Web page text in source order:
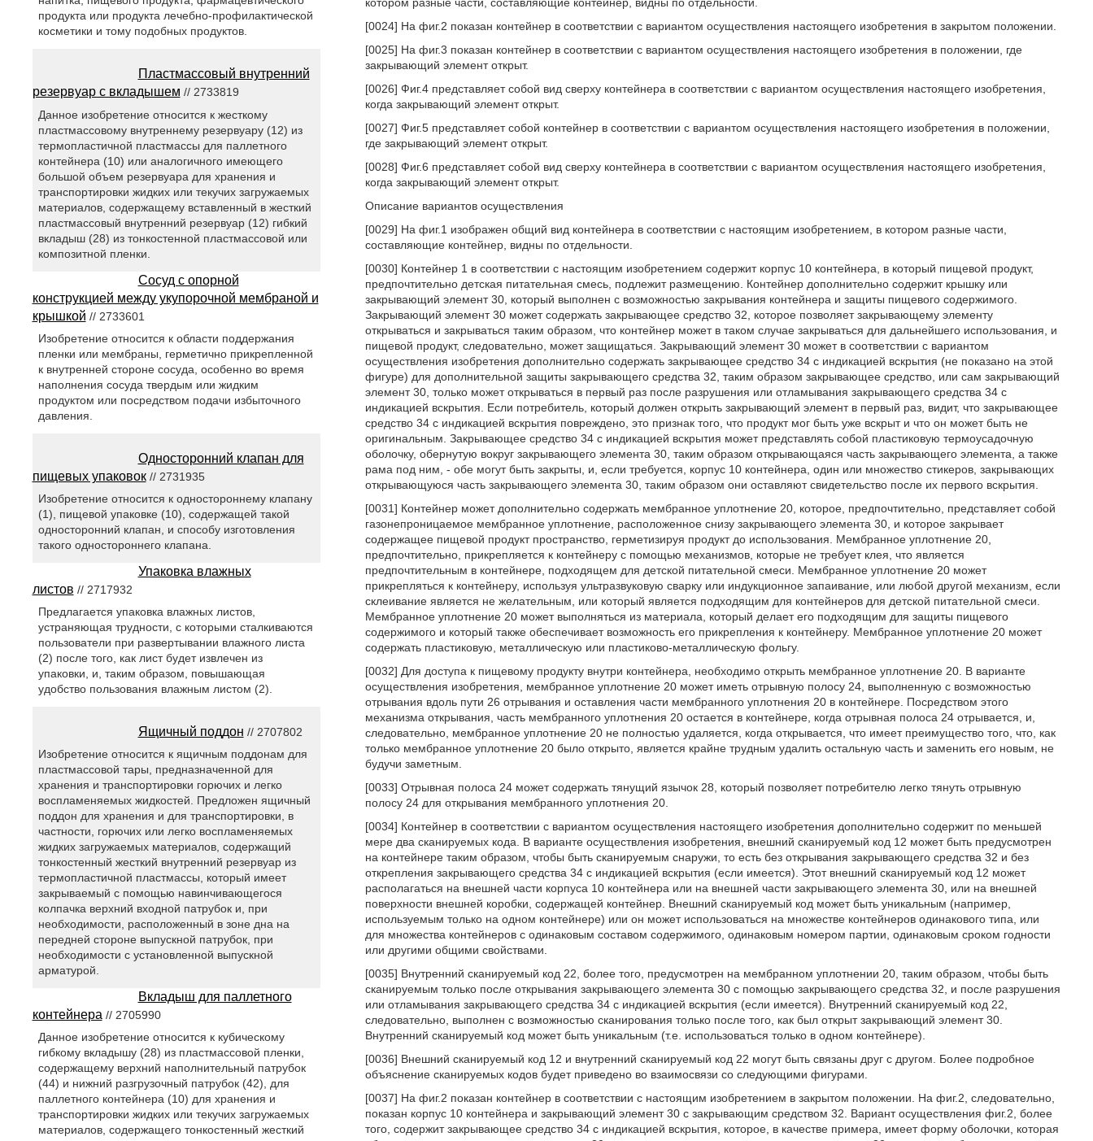
[0024] На фиг.2 показан контейнер в соответствии с вариантом осуществления настоящего изобретения в закрытом положении.
[0025] На фиг.3 показан контейнер в соответствии с вариантом осуществления настоящего изобретения в положении, где
закрывающий элемент открыт.
[0026] Фиг.4 представляет собой вид сверху контейнера в соответствии с вариантом осуществления настоящего изобретения,
когда закрывающий элемент открыт.
[0027] Фиг.5 представляет собой контейнер в соответствии с вариантом осуществления настоящего изобретения в положении,
где закрывающий элемент открыт.
[0028] Фиг.6 представляет собой вид сверху контейнера в соответствии с вариантом осуществления настоящего изобретения,
когда закрывающий элемент открыт.
Описание вариантов осуществления
[0029] На фиг.1 изображен общий вид контейнера в соответствии с настоящим изобретением, в котором разные части,
составляющие контейнер, видны по отдельности.
[0030] Контейнер 1 в соответствии с настоящим изобретением содержит корпус 10 контейнера, в который пищевой продукт,
предпочтительно детская питательная смесь, подлежит размещению. Контейнер дополнительно содержит крышку или
закрывающий элемент 30, который выполнен с возможностью закрывания контейнера и защиты пищевого содержимого.
Закрывающий элемент 30 может содержать закрывающее средство 32, которое позволяет закрывающему элементу
открываться и закрываться таким образом, что контейнер может в таком случае закрываться для дальнейшего использования, и
пищевой продукт, следовательно, может защищаться. Закрывающий элемент 30 может в соответствии с вариантом
осуществления изобретения дополнительно содержать закрывающее средство 34 с индикацией вскрытия (не показано на этой
фигуре) для дополнительной защиты закрывающего средства 32, таким образом закрывающее средство, или сам закрывающий
элемент 30, только может открываться в первый раз после разрушения или отламывания закрывающего средства 34 с
индикацией вскрытия. Если потребитель, который должен открыть закрывающий элемент в первый раз, видит, что закрывающее
средство 34 с индикацией вскрытия повреждено, это признак того, что продукт мог быть уже вскрыт и что он может быть не
оригинальным. Закрывающее средство 34 с индикацией вскрытия может представлять собой пластиковую термоусадочную
оболочку, обернутую вокруг закрывающего элемента 30, таким образом открывающаяся часть закрывающего элемента, а также
рама под ним, - обе могут быть закрыты, и, если требуется, корпус 10 контейнера, один или множество стикеров, закрывающих
открывающуюся часть закрывающего элемента 30, таким образом они оставляют свидетельство после их первого вскрытия.
[0031] Контейнер может дополнительно содержать мембранное уплотнение 20, которое, предпочтительно, представляет собой
газонепроницаемое мембранное уплотнение, расположенное снизу закрывающего элемента 30, и которое закрывает
содержащее пищевой продукт пространство, герметизируя продукт до использования. Мембранное уплотнение 20,
предпочтительно, прикрепляется к контейнеру с помощью механизмов, которые не требует клея, что является
предпочтительным в контейнере, подходящем для детской питательной смеси. Мембранное уплотнение 20 может
прикрепляться к контейнеру, используя ультразвуковую сварку или индукционное запаивание, или любой другой механизм, если
склеивание является не желательным, или который является подходящим для контейнеров для детской питательной смеси.
Мембранное уплотнение 20 может выполняться из материала, который делает его подходящим для защиты пищевого
содержимого и который также обеспечивает возможность его прикрепления к контейнеру. Мембранное уплотнение 20 может
содержать пластиковую, металлическую или пластиково-металлическую фольгу.
[0032] Для доступа к пищевому продукту внутри контейнера, необходимо открыть мембранное уплотнение 20. В варианте
осуществления изобретения, мембранное уплотнение 20 может иметь отрывную полосу 24, выполненную с возможностью
отрывания вдоль пути 26 отрывания и оставления части мембранного уплотнения 20 в контейнере. Посредством этого
механизма открывания, часть мембранного уплотнения 20 остается в контейнере, когда отрывная полоса 24 отрывается, и,
следовательно, мембранное уплотнение 20 не полностью удаляется, когда открывается, что имеет преимущество того, что, как
только мембранное уплотнение 20 было открыто, является крайне трудным удалить остальную часть и заменить его новым, не
будучи заметным.
[0033] Отрывная полоса 24 может содержать тянущий язычок 28, который позволяет потребителю легко тянуть отрывную
полосу 24 для открывания мембранного уплотнения 20.
[0034] Контейнер в соответствии с вариантом осуществления настоящего изобретения дополнительно содержит по меньшей
мере два сканируемых кода. В варианте осуществления изобретения, внешний сканируемый код 12 может быть предусмотрен
на контейнере таким образом, чтобы быть сканируемым снаружи, то есть без открывания закрывающего средства 32 и без
открепления закрывающего средства 34 с индикацией вскрытия (если имеется). Этот внешний сканируемый код 12 может
располагаться на внешней части корпуса 10 контейнера или на внешней части закрывающего элемента 30, или на внешней
поверхности внешней коробки, содержащей контейнер. Внешний сканируемый код может быть уникальным (например,
используемым только на одном контейнере) или он может использоваться на множестве контейнеров одинакового типа, или
для множества контейнеров с одинаковым составом содержимого, одинаковым номером партии, одинаковым сроком годности
или другими общими свойствами.
[0035] Внутренний сканируемый код 22, более того, предусмотрен на мембранном уплотнении 20, таким образом, чтобы быть
сканируемым только после открывания закрывающего элемента 30 с помощью закрывающего средства 32, и после разрушения
или отламывания закрывающего средства 34 с индикацией вскрытия (если имеется). Внутренний сканируемый код 22,
следовательно, выполнен с возможностью сканирования только после того, как был открыт закрывающий элемент 30.
Внутренний сканируемый код может быть уникальным (т.е. использоваться только в одном контейнере).
[0036] Внешний сканируемый код 12 и внутренний сканируемый код 22 могут быть связаны друг с другом. Более подробное
объяснение сканируемых кодов будет приведено во взаимосвязи со следующими фигурами.
[0037] На фиг.2 показан контейнер в соответствии с настоящим изобретением в закрытом положении. На фиг.2, следовательно,
показан корпус 10 контейнера и закрывающий элемент 30 с закрывающим средством 32. Вариант осуществления фиг.2, более
того, содержит закрывающее средство 34 с индикацией вскрытия, которое, в качестве примера, имеет форму оболочки, которая
продукта или продукта лечебно-профилактической
косметики и тому подобных продуктов.
Пластмассовый внутренний
резервуар с вкладышем // 2733819
Данное изобретение относится к жесткому
пластмассовому внутреннему резервуару (12) из
термопластичной пластмассы для паллетного
контейнера (10) или аналогичного имеющего
большой объем резервуара для хранения и
транспортировки жидких или текучих загружаемых
материалов, содержащему вставленный в жесткий
пластмассовый внутренний резервуар (12) гибкий
вкладыш (28) из тонкостенной пластмассовой или
композитной пленки.
Сосуд с опорной
конструкцией между укупорочной мембраной и
крышкой // 2733601
Изобретение относится к области поддержания
пленки или мембраны, герметично прикрепленной
к внутренней стороне сосуда, особенно во время
наполнения сосуда твердым или жидким
продуктом или посредством подачи избыточного
давления.
Односторонний клапан для
пищевых упаковок// 2731935
Изобретение относится к одностороннему клапану
(1), пищевой упаковке (10), содержащей такой
односторонний клапан, и способу изготовления
такого одностороннего клапана.
Упаковка влажных
листов // 2717932
Предлагается упаковка влажных листов,
устраняющая трудности, с которыми сталкиваются
пользователи при развертывании влажного листа
(2) после того, как лист будет извлечен из
упаковки, и, таким образом, повышающая
удобство пользования влажным листом (2).
Ящичный поддон // 2707802
Изобретение относится к ящичным поддонам для
пластмассовой тары, предназначенной для
хранения и транспортировки горючих и легко
воспламеняемых жидкостей. Предложен ящичный
поддон для хранения и для транспортировки, в
частности, горючих или легко воспламеняемых
жидких загружаемых материалов, содержащий
тонкостенный жесткий внутренний резервуар из
термопластичной пластмассы, который имеет
закрываемый с помощью навинчивающегося
колпачка верхний входной патрубок и, при
необходимости, расположенный в зоне дна на
передней стороне выпускной патрубок, при
необходимости с установленной выпускной
арматурой.
Вкладыш для паллетного
контейнера// 2705990
Данное изобретение относится к кубическому
гибкому вкладышу (28) из пластмассовой пленки,
содержащему верхний наполнительный патрубок
(44) и нижний разгрузочный патрубок (42), для
паллетного контейнера (10) для хранения и
транспортировки жидких или текучих загружаемых
материалов, содержащего тонкостенный жесткий